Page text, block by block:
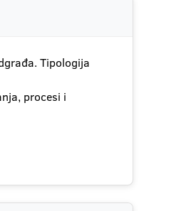
Tipologija
procesi i